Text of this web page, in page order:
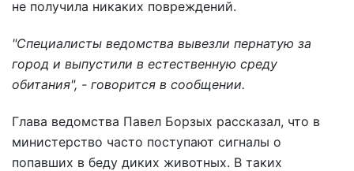
не получила никаких повреждений.
"Специалисты ведомства вывезли пернатую за
город и выпустили в естественную среду
обитания", - говорится в сообщении.
Глава ведомства Павел Борзых рассказал, что в
министерство часто поступают сигналы о
попавших в беду диких животных. В таких